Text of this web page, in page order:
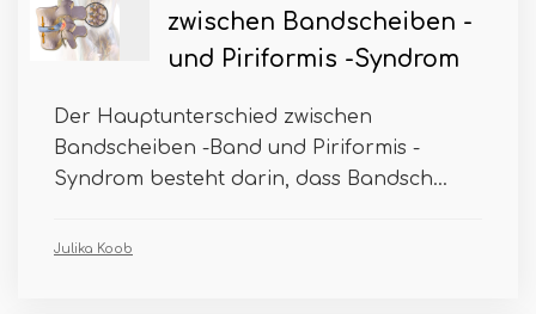
zwischen Bandscheiben -
und Piriformis -Syndrom
Der Hauptunterschied zwischen
Bandscheiben -Band und Piriformis -
Syndrom besteht darin, dass Bandsch...
Julika Koob